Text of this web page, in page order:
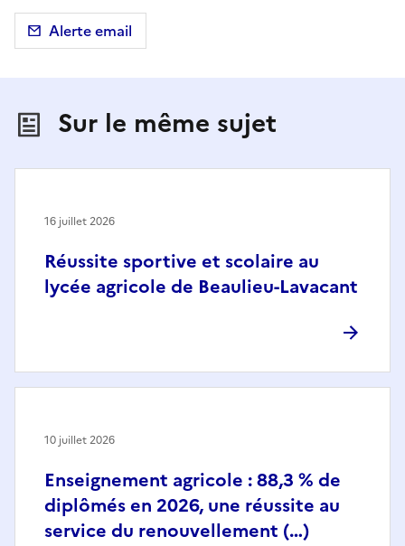
Alerte email
Sur le même sujet
Réussite sportive et scolaire au
lycée agricole de Beaulieu-Lavacant
16 juillet 2026
Enseignement agricole : 88,3 % de
diplômés en 2026, une réussite au
service du renouvellement (…)
10 juillet 2026